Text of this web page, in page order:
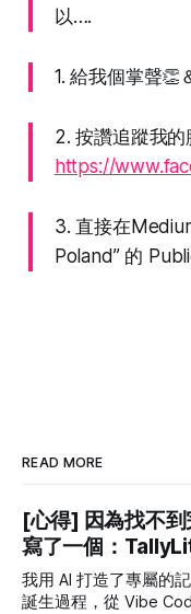
以….
1. 給我個掌聲👏
2. 按讚追蹤我
https://
3. 直接在
Poland” 的
READ MORE
[心得] 因為找不
寫了一個：
我用 AI 打造了專屬的
誕生過程，從 Vibe